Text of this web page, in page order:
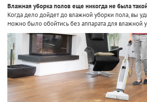
Влажная уборка полов еще никогда не была
Когда дело дойдет до влажной уборки пола, вы
можно было обойтись без аппарата для влажной